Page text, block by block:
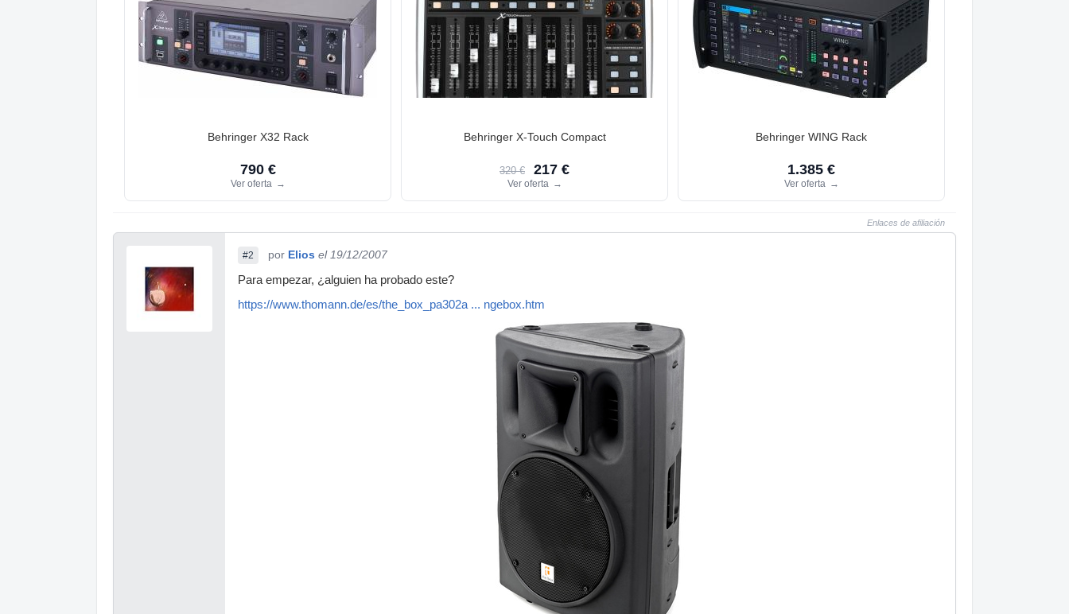
Behringer X32 Rack
790 €
Ver oferta →
Behringer X-Touch Compact
320 € 217 €
Ver oferta →
Behringer WING Rack
1.385 €
Ver oferta →
Enlaces de afiliación
#2 por Elios el 19/12/2007
Para empezar, ¿alguien ha probado este?
https://www.thomann.de/es/the_box_pa302a ... ngebox.htm